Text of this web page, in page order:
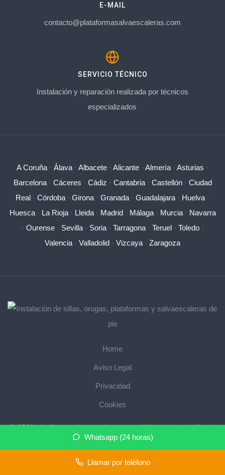
Whatsapp (24 horas)
Llamar por teléfono
E-MAIL
contacto@plataformasalvaescaleras.com
SERVICIO TÉCNICO
Instalación y reparación realizada por técnicos
especializados
A Coruña · Álava · Albacete · Alicante · Almería · Asturias ·
Barcelona· Cáceres · Cádiz · Cantabria· Castellón· Ciudad
Real · Córdoba · Girona · Granada · Guadalajara · Huelva ·
Huesca· La Rioja· Lleida· Madrid· Málaga· Murcia· Navarra
· Ourense· Sevilla· Soria· Tarragona· Teruel· Toledo·
Valencia · Valladolid · Vizcaya · Zaragoza
Home
Aviso Legal
Privacidad
Cookies
© 2026 plataformasalvaescaleras.com · Web de instalación de
salvaescaleras en su provincia ·Mapa del sitio